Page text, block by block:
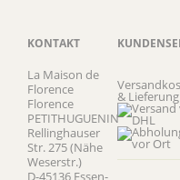
KONTAKT
La Maison de
Florence
Florence
PETITHUGUENIN
Rellinghauser
Str. 275 (Nähe
Weserstr.)
D-45136 Essen-
& Lieferung